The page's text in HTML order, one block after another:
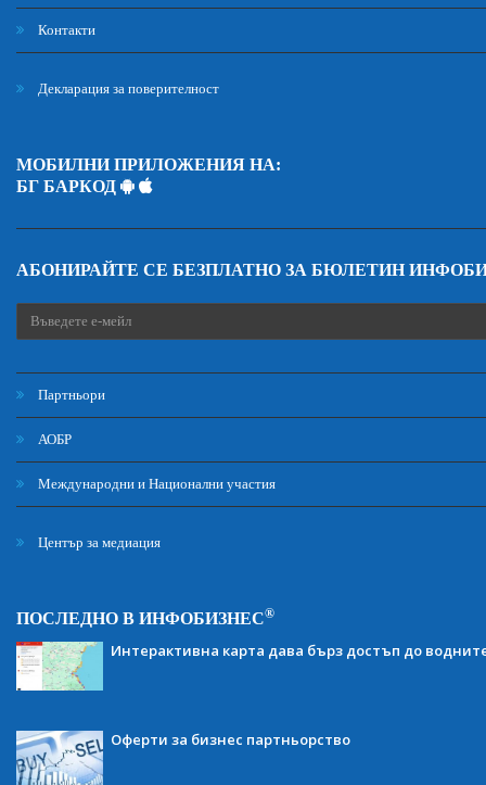
Контакти
Декларация за поверителност
МОБИЛНИ ПРИЛОЖЕНИЯ НА:
БГ БАРКОД
АБОНИРАЙТЕ СЕ БЕЗПЛАТНО ЗА БЮЛЕТИН
Партньори
АОБР
Международни и Национални участия
Център за медиация
ПОСЛЕДНО В ИНФОБИЗНЕС®
Интерактивна карта дава бърз достъп до
Оферти за бизнес партньорство